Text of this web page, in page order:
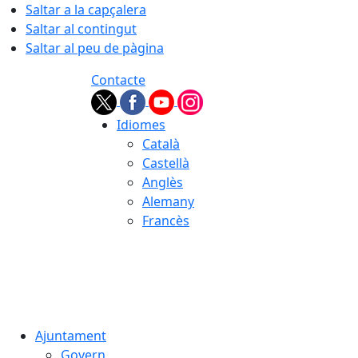
Saltar a la capçalera
Saltar al contingut
Saltar al peu de pàgina
Contacte
Idiomes
Català
Castellà
Anglès
Alemany
Francès
Ajuntament